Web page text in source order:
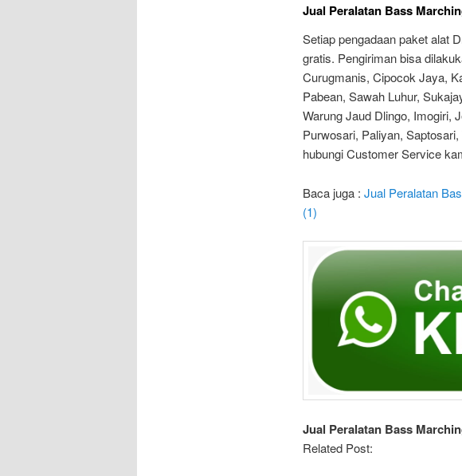
Jual Peralatan Bass
Setiap pengadaan paket alat
gratis. Pengiriman bisa
Curugmanis, Cipocok Jaya,
Pabean, Sawah Luhur,
Warung Jaud Dlingo, Imogiri,
Purwosari, Paliyan,
hubungi Customer Service
Baca juga : Jual Peralatan
(1)
Jual Peralatan Bass
Related Post: